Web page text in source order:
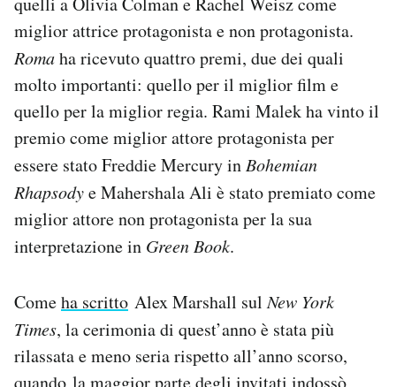
miglior attrice protagonista e non protagonista.
Romaha ricevuto quattro premi, due dei quali
molto importanti: quello per il miglior film e
quello per la miglior regia. Rami Malek ha vinto il
premio come miglior attore protagonista per
essere stato Freddie Mercury in Bohemian
Rhapsodye Mahershala Ali è stato premiato come
miglior attore non protagonista per la sua
interpretazione in Green Book.
Comeha scritto Alex Marshall sulNew York
Times, la cerimonia di quest’anno è stata più
rilassata e meno seria rispetto all’anno scorso,